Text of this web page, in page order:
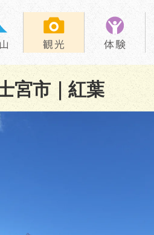
宮市｜紅葉